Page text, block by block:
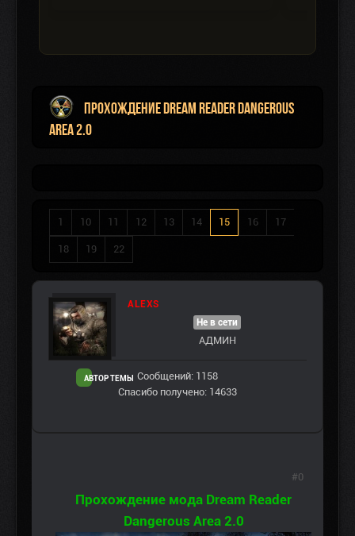
Прохождение Dream Reader Dangerous
Area 2.0
1 10 11 12 13 14 15 16 17
18 19 22
ALEXS
АВТОР ТЕМЫ
Не в сети
АДМИН
Сообщений: 1158
Спасибо получено: 14633
Прохождение мода Dream Reader
Dangerous Area 2.0
#0